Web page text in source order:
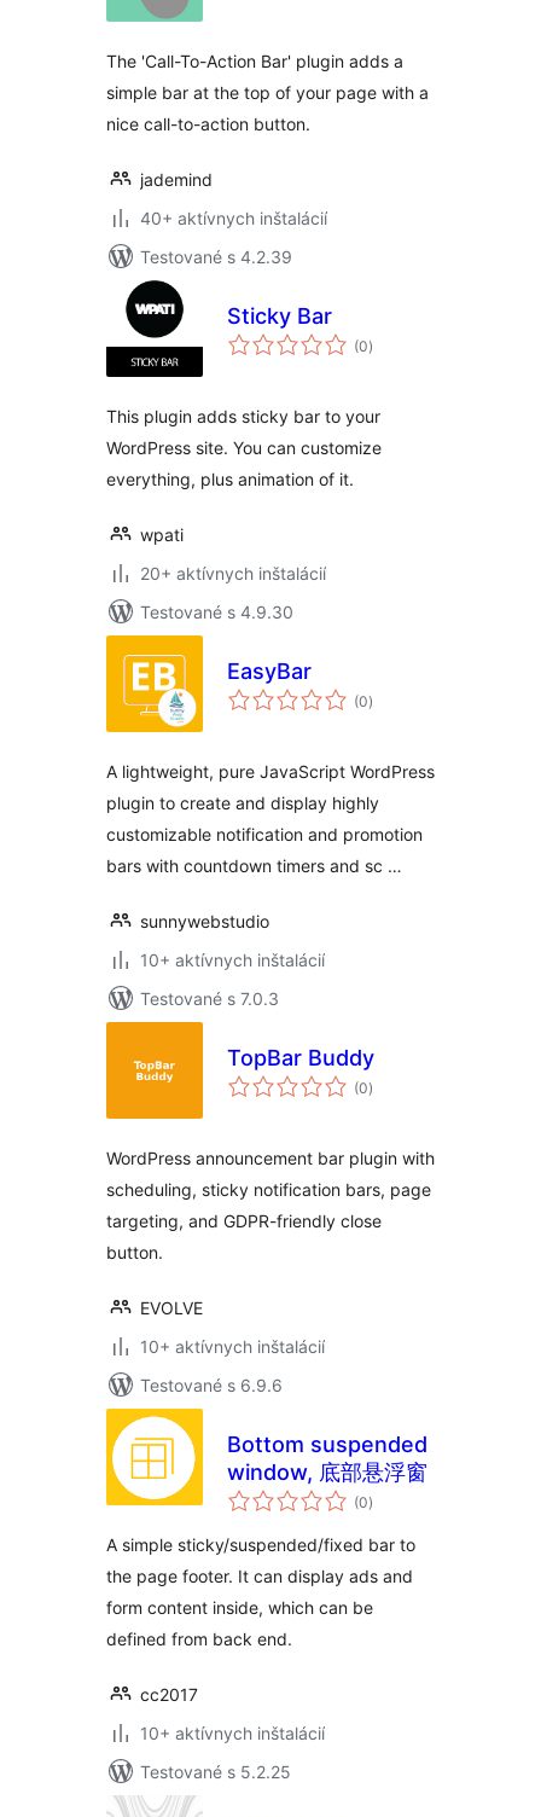
The 'Call-To-Action Bar' plugin adds a
simple bar at the top of your page with a
nice call-to-action button.
jademind
40+ aktívnych inštalácií
Testované s 4.2.39
Sticky Bar
(0celkové
hodnotenie
)
This plugin adds sticky bar to your
WordPress site. You can customize
everything, plus animation of it.
wpati
20+ aktívnych inštalácií
Testované s 4.9.30
EasyBar
(0celkové
hodnotenie
)
A lightweight, pure JavaScript WordPress
plugin to create and display highly
customizable notification and promotion
bars with countdown timers and sc …
sunnywebstudio
10+ aktívnych inštalácií
Testované s 7.0.3
TopBar Buddy
(0celkové
hodnotenie
)
WordPress announcement bar plugin with
scheduling, sticky notification bars, page
targeting, and GDPR-friendly close
button.
EVOLVE
10+ aktívnych inštalácií
Testované s 6.9.6
Bottom suspended
window, 底部悬浮窗
(0celkové
hodnotenie
)
A simple sticky/suspended/fixed bar to
the page footer. It can display ads and
form content inside, which can be
defined from back end.
cc2017
10+ aktívnych inštalácií
Testované s 5.2.25